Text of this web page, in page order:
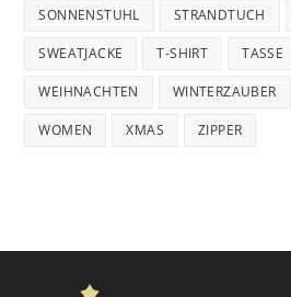
SONNENSTUHL STRANDTUCH
SWEATJACKE T-SHIRT TASSE
WEIHNACHTEN WINTERZAUBER
WOMEN XMAS ZIPPER